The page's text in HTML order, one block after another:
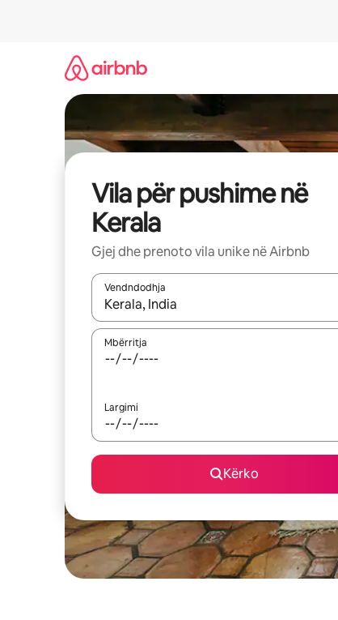
Vila për pushime në
Kerala
Gjej dhe prenoto vila unike në Airbnb
Vendndodhja
Kur rezultatet të jenë të disponueshme,
Mbërritja
Largimi
Kërko